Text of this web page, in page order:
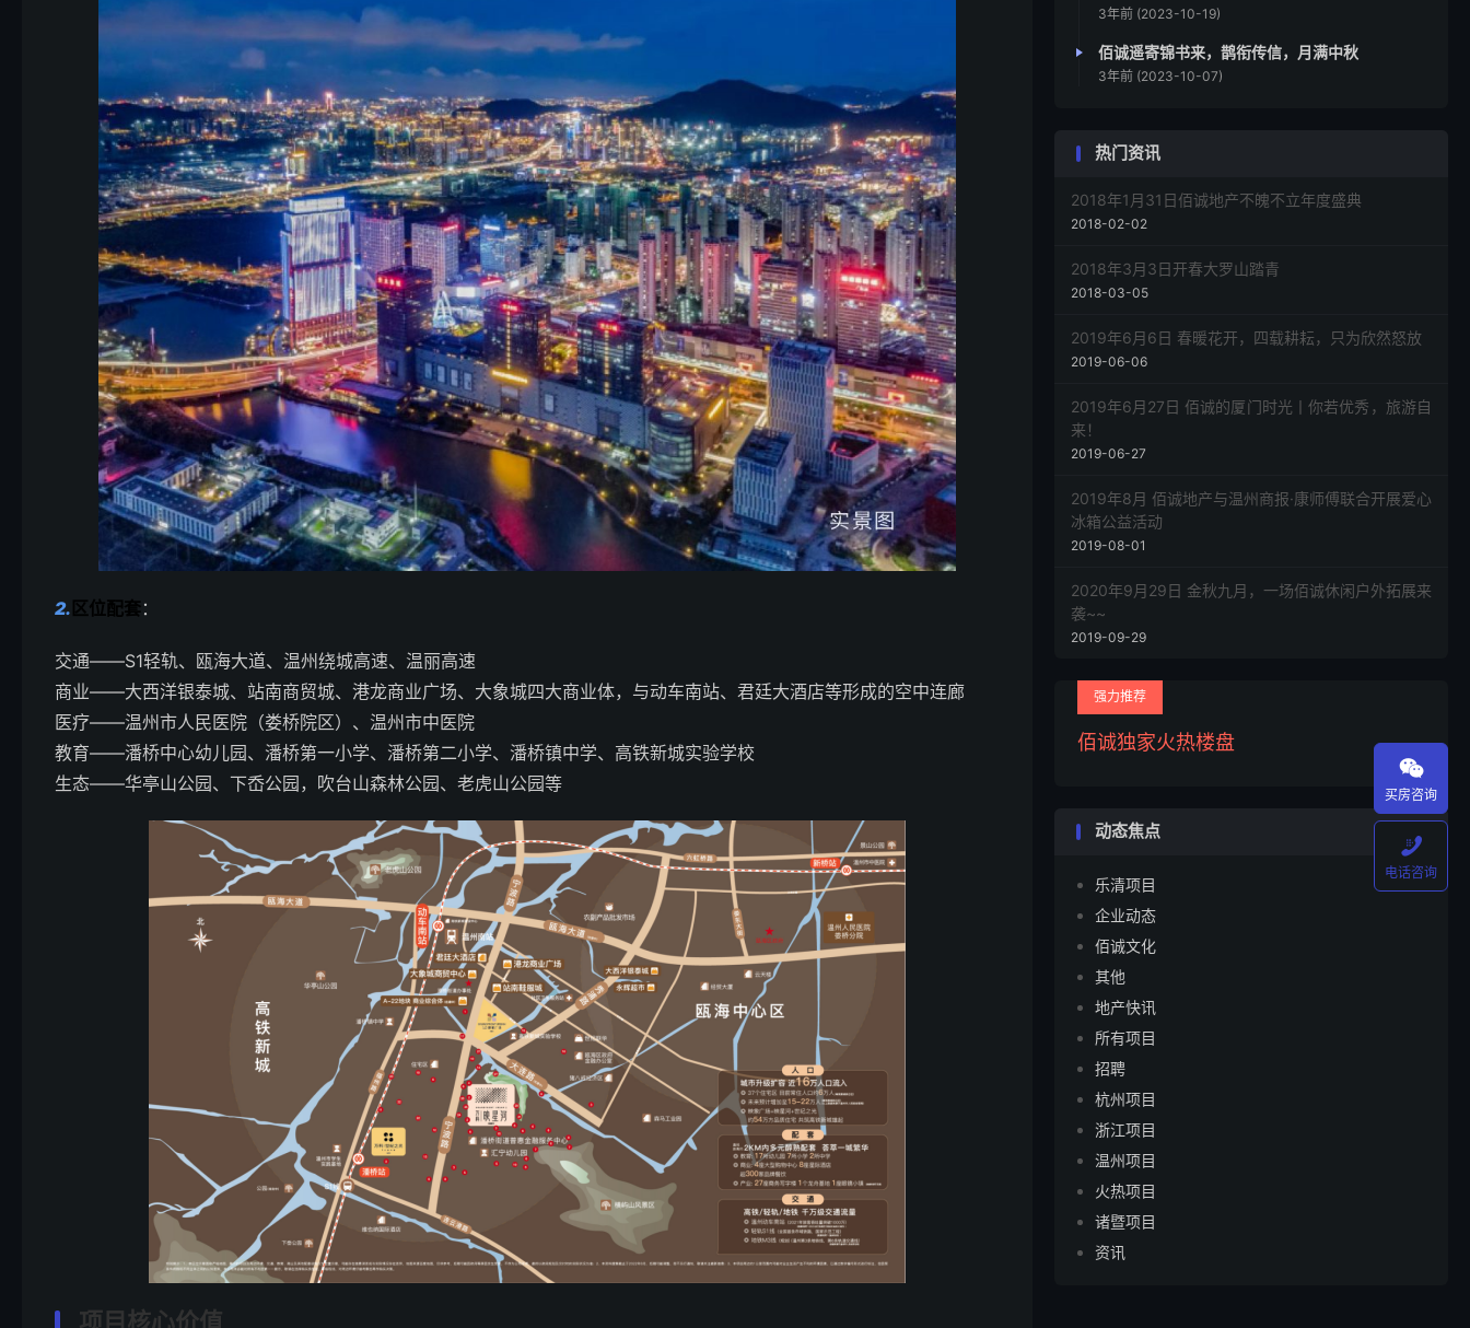
2. 区位配套 ：
交通——S1轻轨、瓯海大道、温州绕城高速、温丽高速
商业——大西洋银泰城、站南商贸城、港龙商业广场、大象城四大商业体，与动车南站、君廷大酒店等形成的空中连廊
医疗——温州市人民医院（娄桥院区）、温州市中医院
教育——潘桥中心幼儿园、潘桥第一小学、潘桥第二小学、潘桥镇中学、高铁新城实验学校
生态——华亭山公园、下岙公园，吹台山森林公园、老虎山公园等
项目核心价值
3年前 (2023-10-19)
佰诚遥寄锦书来，鹊衔传信，月满中秋
3年前 (2023-10-07)
热门资讯
2018年1月31日佰诚地产不魄不立年度盛典
2018-02-02
2018年3月3日开春大罗山踏青
2018-03-05
2019年6月6日 春暖花开，四载耕耘，只为欣然怒放
2019-06-06
2019年6月27日 佰诚的厦门时光丨你若优秀，旅游自
来！
2019-06-27
2019年8月 佰诚地产与温州商报·康师傅联合开展爱心
冰箱公益活动
2019-08-01
2020年9月29日 金秋九月，一场佰诚休闲户外拓展来
袭~~
2019-09-29
强力推荐
佰诚独家火热楼盘
动态焦点
乐清项目
企业动态
佰诚文化
其他
地产快讯
所有项目
招聘
杭州项目
浙江项目
温州项目
火热项目
诸暨项目
资讯

买房咨询

电话咨询